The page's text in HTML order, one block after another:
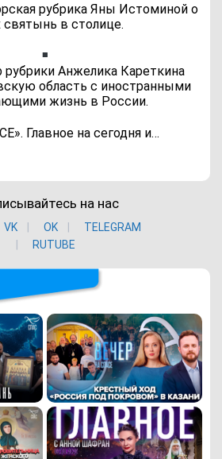
рубрика Яны Истоминой о
в столице.
Анжелика Кареткина
область с иностранными
жизнь в России.
Главное на сегодня и…
на нас
VK ОK
TELEGRAM
RUTUBE